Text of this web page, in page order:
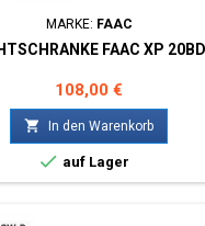
MARKE: FAAC
FAAC XP 20BD
Preis
108,00 €
 In den Warenkorb
 auf Lager